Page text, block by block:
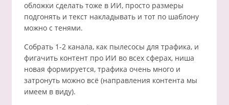
обложки сделать тоже в ИИ, просто размеры
подгонять и текст накладывать и тот по шаблону
можно с тенями.
Собрать 1-2 канала, как пылесосы для трафика, и
фигачить контент про ИИ во всех сферах, ниша
новая формируется, трафика очень много и
затронуть можно всё (направления контента мы
имеем в виду).